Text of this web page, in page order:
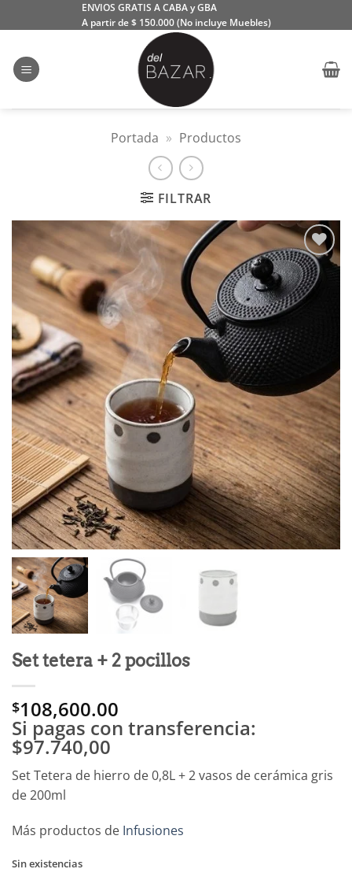
al
ENVIOS GRATIS A CABA y GBA
A partir de $ 150.000 (No incluye Muebles)
Portada » Productos
FILTRAR
Añadir
a la
lista
Set tetera + 2 pocillos
$108,600.00
Si pagas con transferencia:
$97.740,00
Set Tetera de hierro de 0,8L + 2 vasos de cerámica gris
de 200ml
Más productos de Infusiones
Sin existencias